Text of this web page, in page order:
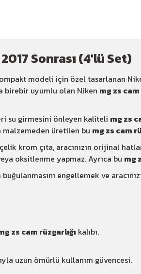
Sonrası (4'lü Set)
modeli için özel tasarlanan
birebir uyumlu olan Niken mg zs cam
su girmesini önleyen kaliteli mg zs
malzemeden üretilen bu mg zs cam
krom çıta, aracınızın orijinal
oksitlenme yapmaz. Ayrıca bu mg
engellemek ve
zs cam rüzgarlığı kalıbı.
uzun ömürlü kullanım güvencesi.